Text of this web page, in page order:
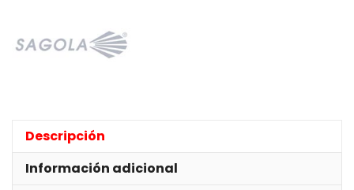
Descripción
Información adicional